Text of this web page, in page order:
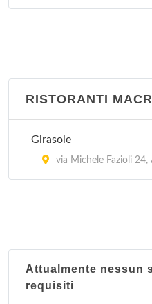
RISTORANTI
Girasole
via Michele Fazioli 24,
Attualmente nessun
requisiti